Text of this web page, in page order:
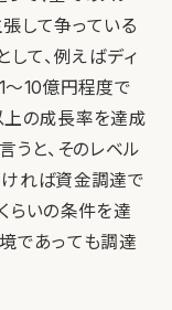
して争っている
て、例えばディ
〜10億円程度で
上の成長率を達成
うと、そのレベル
れば資金調達で
らいの条件を達
であっても調達